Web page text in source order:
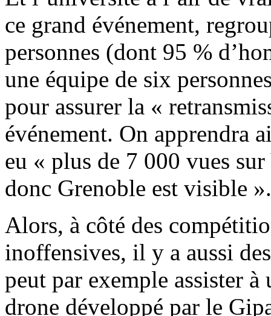
ce grand événement,
personnes (dont 95 %
une équipe de six
pour assurer la «
événement. On apprendra
eu « plus de 7 000 vues
donc Grenoble est visible
Alors, à côté des
inoffensives, il y a aussi
peut par exemple assister
drone développé par le